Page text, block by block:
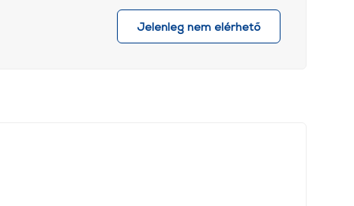
Jelenleg nem elérhető